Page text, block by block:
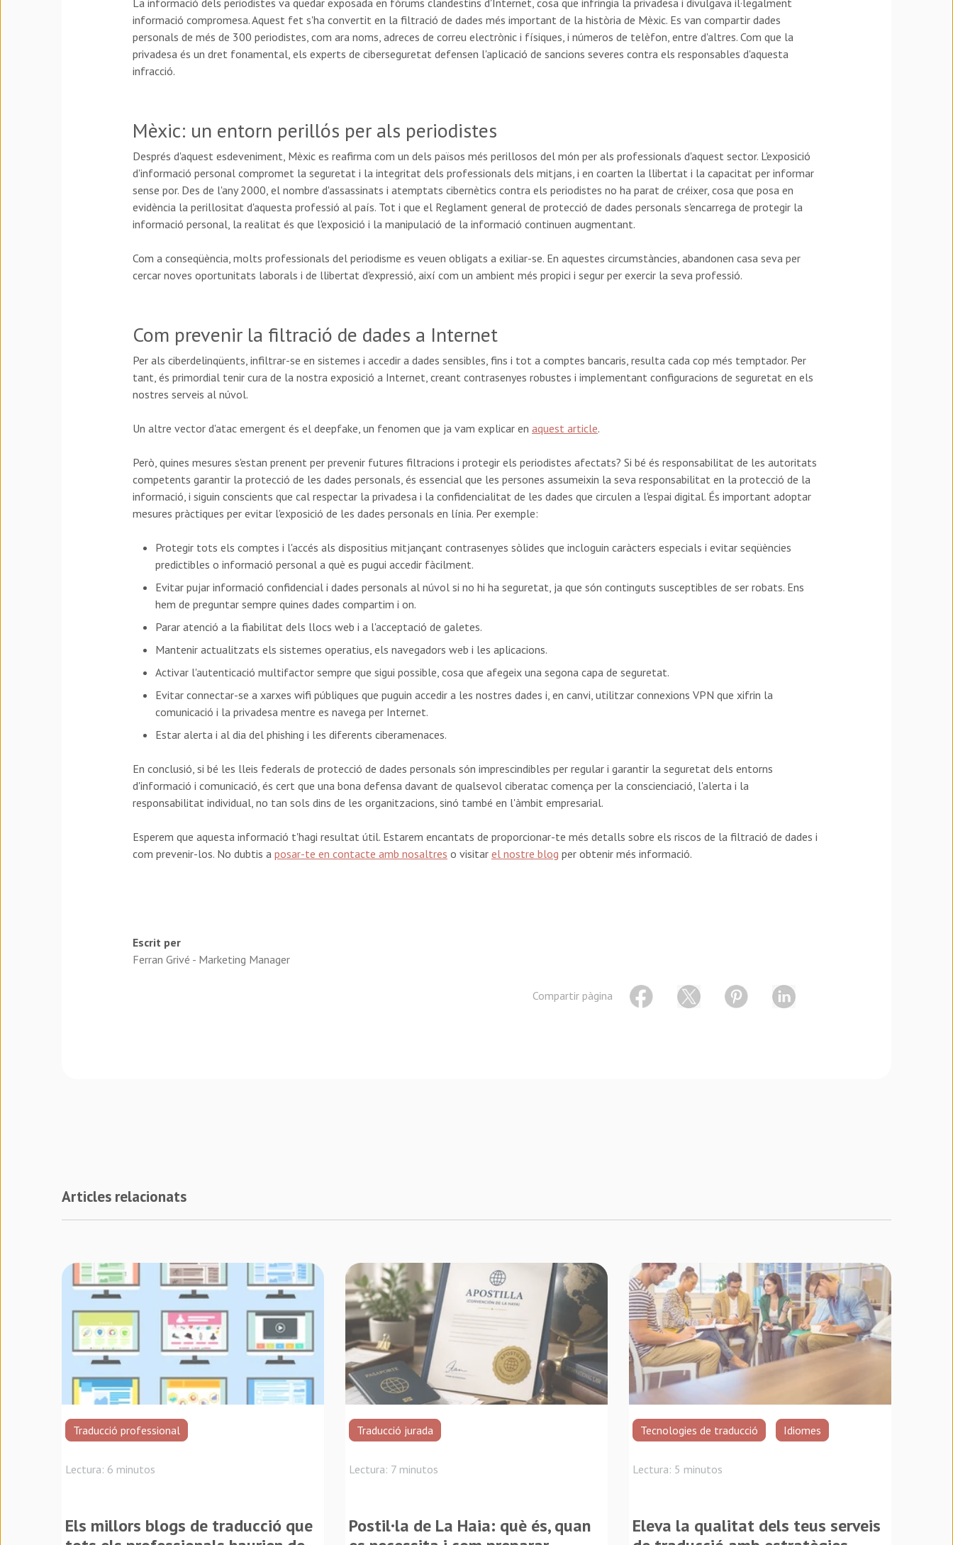
La informació dels periodistes va quedar exposada en fòrums clandestins d'Internet, cosa que infringia la privadesa i divulgava il·legalment
informació compromesa. Aquest fet s'ha convertit en la filtració de dades més important de la història de Mèxic. Es van compartir dades
personals de més de 300 periodistes, com ara noms, adreces de correu electrònic i físiques, i números de telèfon, entre d'altres. Com que la
privadesa és un dret fonamental, els experts de ciberseguretat defensen l'aplicació de sancions severes contra els responsables d'aquesta
infracció.
Mèxic: un entorn perillós per als periodistes
Després d'aquest esdeveniment, Mèxic es reafirma com un dels països més perillosos del món per als professionals d'aquest sector. L'exposició
d'informació personal compromet la seguretat i la integritat dels professionals dels mitjans, i en coarten la llibertat i la capacitat per informar
sense por. Des de l'any 2000, el nombre d'assassinats i atemptats cibernètics contra els periodistes no ha parat de créixer, cosa que posa en
evidència la perillositat d'aquesta professió al país. Tot i que el Reglament general de protecció de dades personals s'encarrega de protegir la
informació personal, la realitat és que l'exposició i la manipulació de la informació continuen augmentant.
Com a conseqüència, molts professionals del periodisme es veuen obligats a exiliar-se. En aquestes circumstàncies, abandonen casa seva per
cercar noves oportunitats laborals i de llibertat d'expressió, així com un ambient més propici i segur per exercir la seva professió.
Com prevenir la filtració de dades a Internet
Per als ciberdelinqüents, infiltrar-se en sistemes i accedir a dades sensibles, fins i tot a comptes bancaris, resulta cada cop més temptador. Per
tant, és primordial tenir cura de la nostra exposició a Internet, creant contrasenyes robustes i implementant configuracions de seguretat en els
nostres serveis al núvol.
Un altre vector d'atac emergent és el deepfake, un fenomen que ja vam explicar en aquest article.
Però, quines mesures s'estan prenent per prevenir futures filtracions i protegir els periodistes afectats? Si bé és responsabilitat de les autoritats
competents garantir la protecció de les dades personals, és essencial que les persones assumeixin la seva responsabilitat en la protecció de la
informació, i siguin conscients que cal respectar la privadesa i la confidencialitat de les dades que circulen a l'espai digital. És important adoptar
mesures pràctiques per evitar l'exposició de les dades personals en línia. Per exemple:
Protegir tots els comptes i l'accés als dispositius mitjançant contrasenyes sòlides que incloguin caràcters especials i evitar seqüències
predictibles o informació personal a què es pugui accedir fàcilment.
Evitar pujar informació confidencial i dades personals al núvol si no hi ha seguretat, ja que són continguts susceptibles de ser robats. Ens
hem de preguntar sempre quines dades compartim i on.
Parar atenció a la fiabilitat dels llocs web i a l'acceptació de galetes.
Mantenir actualitzats els sistemes operatius, els navegadors web i les aplicacions.
Activar l'autenticació multifactor sempre que sigui possible, cosa que afegeix una segona capa de seguretat.
Evitar connectar-se a xarxes wifi públiques que puguin accedir a les nostres dades i, en canvi, utilitzar connexions VPN que xifrin la
comunicació i la privadesa mentre es navega per Internet.
Estar alerta i al dia del phishing i les diferents ciberamenaces.
En conclusió, si bé les lleis federals de protecció de dades personals són imprescindibles per regular i garantir la seguretat dels entorns
d'informació i comunicació, és cert que una bona defensa davant de qualsevol ciberatac comença per la conscienciació, l'alerta i la
responsabilitat individual, no tan sols dins de les organitzacions, sinó també en l'àmbit empresarial.
Esperem que aquesta informació t'hagi resultat útil. Estarem encantats de proporcionar-te més detalls sobre els riscos de la filtració de dades i
com prevenir-los. No dubtis a posar-te en contacte amb nosaltres o visitar el nostre blog per obtenir més informació.
Escrit per
Ferran Grivé - Marketing Manager
Compartir pàgina
Articles relacionats
Traducció professional
Lectura: 6 minutos
Els millors blogs de traducció que
Traducció jurada
Lectura: 7 minutos
Postil·la de La Haia: què és, quan
Tecnologies de traducció Idiomes
Lectura: 5 minutos
Eleva la qualitat dels teus serveis